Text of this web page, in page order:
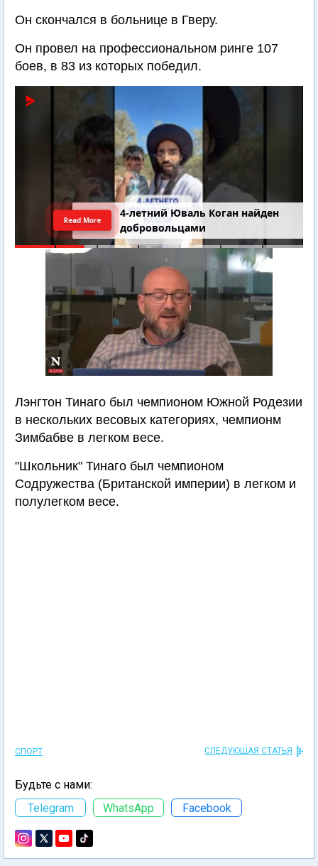
Он скончался в больнице в Гверу.
Он провел на профессиональном ринге 107
боев, в 83 из которых победил.
4-летний Юваль Коган найден
добровольцами
Read More
Лэнгтон Тинаго был чемпионом Южной Родезии
в нескольких весовых категориях, чемпионм
Зимбабве в легком весе.
"Школьник" Тинаго был чемпионом
Содружества (Британской империи) в легком и
полулегком весе.
СПОРТ СЛЕДУЮЩАЯ СТАТЬЯ
Будьте с нами:
Telegram
WhatsApp Facebook